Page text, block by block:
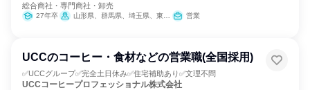
総合商社・専門商社・卸売
27年卒 山形県、群馬県、埼玉県、東京都、新潟県、富山県、山梨県、長野県、愛知県、大阪府、福岡県、長崎県、熊本県、鹿児島県 営業
UCCのコーヒー・食材などの営業職(全国採用)
✅UCCグループ✅完全土日休み✅住宅補助あり✅文理不問
UCCコーヒープロフェッショナル株式会社